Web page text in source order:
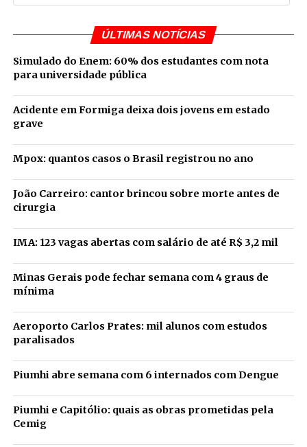
ÚLTIMAS NOTÍCIAS
Simulado do Enem: 60% dos estudantes com nota
para universidade pública
Acidente em Formiga deixa dois jovens em estado
grave
Mpox: quantos casos o Brasil registrou no ano
João Carreiro: cantor brincou sobre morte antes de
cirurgia
IMA: 123 vagas abertas com salário de até R$ 3,2 mil
Minas Gerais pode fechar semana com 4 graus de
mínima
Aeroporto Carlos Prates: mil alunos com estudos
paralisados
Piumhi abre semana com 6 internados com Dengue
Piumhi e Capitólio: quais as obras prometidas pela
Cemig